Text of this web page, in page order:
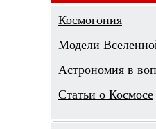
Космогония
Модели
Астрономия в
Cтатьи о Космосе